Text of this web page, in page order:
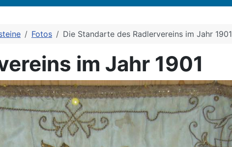
Fotos Die Standarte des Radlervereins im Jahr 1901
im Jahr 1901